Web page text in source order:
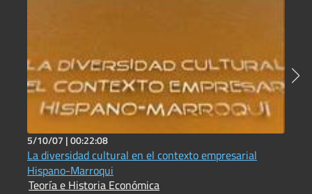
5/10/07 |00:22:08
La diversidad cultural en el contexto empresarial
Hispano-Marroqui
Teoría e Historia Económica